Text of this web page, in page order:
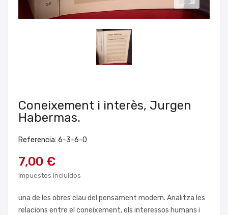
Coneixement i interès, Jurgen
Habermas.
Referencia: 6-3-6-0
7,00 €
Impuestos incluidos
una de les obres clau del pensament modern. Analitza les
relacions entre el coneixement, els interessos humans i